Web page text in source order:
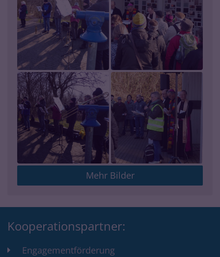
Mehr Bilder
Kooperationspartner:
Engagementförderung